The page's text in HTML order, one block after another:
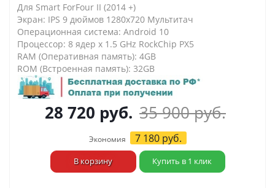
Для Smart ForFour II (2014 +)
Экран: IPS 9 дюймов 1280х720 Мультитач
Операционная система: Android 10
Процессор: 8 ядер х 1.5 GHz RockChip PX5
RAM (Оперативная память): 4GB
ROM (Встроенная память): 32GB
28 720 руб. 35 900руб.
Экономия 7 180руб.
В корзину Купить в 1 клик